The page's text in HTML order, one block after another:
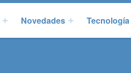
Novedades Tecnología